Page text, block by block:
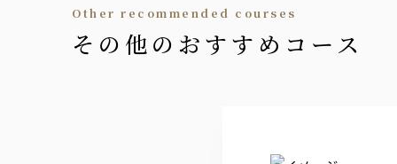
ソフトドリンク
オレンジジュース/グレープフルー
other recommended courses
その他のおすすめコース